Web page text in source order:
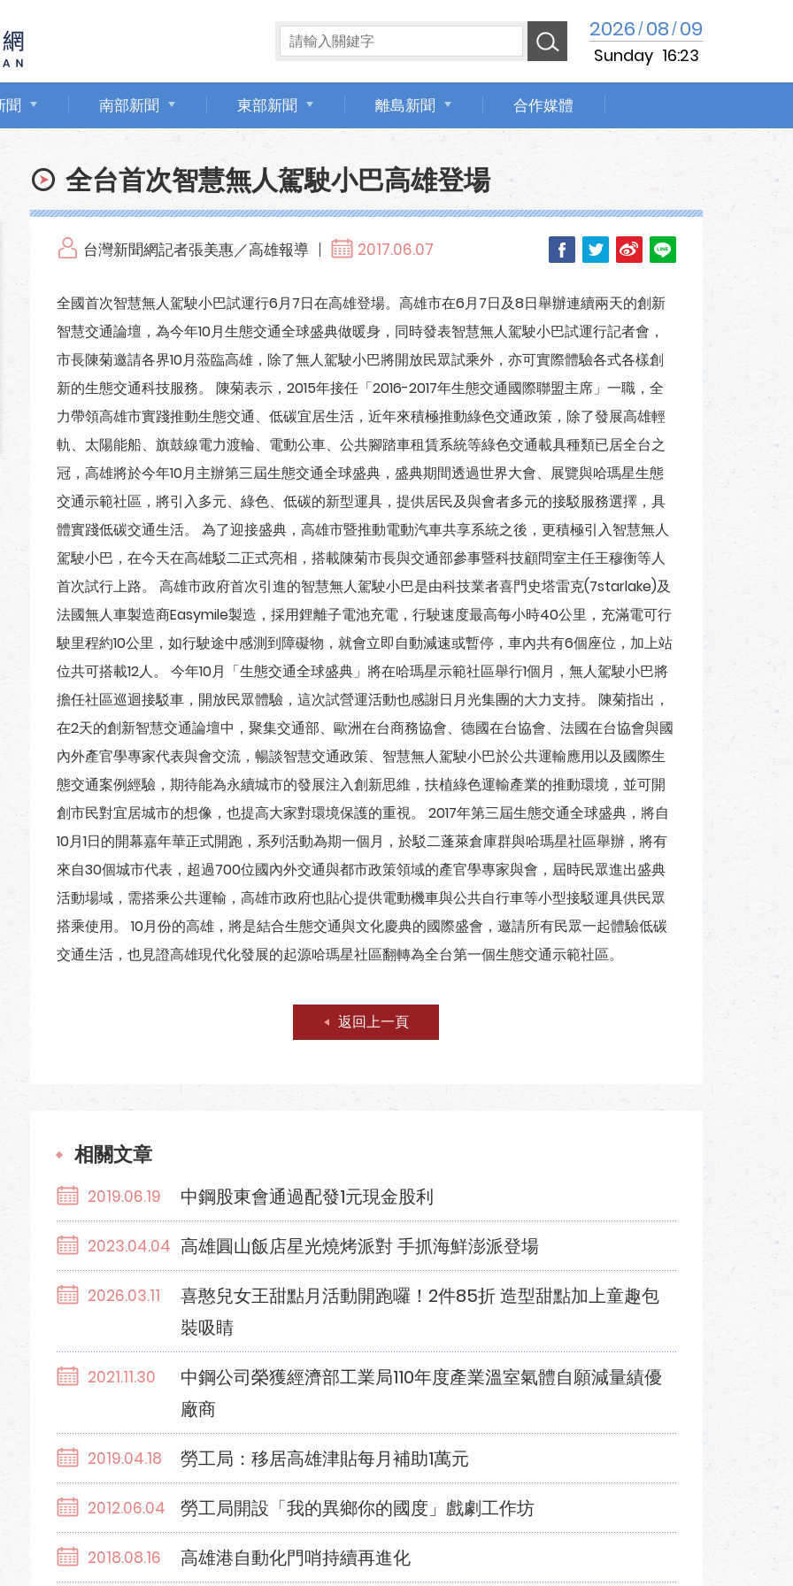
2026/08/09
Sunday 16:23
聞 南部新聞 東部新聞 離島新聞 合作媒體
全台首次智慧無人駕駛小巴高雄登場
台灣新聞網記者張美惠／高雄報導 2017.06.07
全國首次智慧無人駕駛小巴試運行6月7日在高雄登場。高雄市在6月7日及8日舉辦連續兩天的創新
智慧交通論壇，為今年10月生態交通全球盛典做暖身，同時發表智慧無人駕駛小巴試運行記者會，
市長陳菊邀請各界10月蒞臨高雄，除了無人駕駛小巴將開放民眾試乘外，亦可實際體驗各式各樣創
新的生態交通科技服務。 陳菊表示，2015年接任「2016-2017年生態交通國際聯盟主席」一職，全
力帶領高雄市實踐推動生態交通、低碳宜居生活，近年來積極推動綠色交通政策，除了發展高雄輕
軌、太陽能船、旗鼓線電力渡輪、電動公車、公共腳踏車租賃系統等綠色交通載具種類已居全台之
冠，高雄將於今年10月主辦第三屆生態交通全球盛典，盛典期間透過世界大會、展覽與哈瑪星生態
交通示範社區，將引入多元、綠色、低碳的新型運具，提供居民及與會者多元的接駁服務選擇，具
體實踐低碳交通生活。 為了迎接盛典，高雄市暨推動電動汽車共享系統之後，更積極引入智慧無人
駕駛小巴，在今天在高雄駁二正式亮相，搭載陳菊市長與交通部參事暨科技顧問室主任王穆衡等人
首次試行上路。 高雄市政府首次引進的智慧無人駕駛小巴是由科技業者喜門史塔雷克(7starlake)及
法國無人車製造商Easymile製造，採用鋰離子電池充電，行駛速度最高每小時40公里，充滿電可行
駛里程約10公里，如行駛途中感測到障礙物，就會立即自動減速或暫停，車內共有6個座位，加上站
位共可搭載12人。 今年10月「生態交通全球盛典」將在哈瑪星示範社區舉行1個月，無人駕駛小巴將
擔任社區巡迴接駁車，開放民眾體驗，這次試營運活動也感謝日月光集團的大力支持。 陳菊指出，
在2天的創新智慧交通論壇中，聚集交通部、歐洲在台商務協會、德國在台協會、法國在台協會與國
內外產官學專家代表與會交流，暢談智慧交通政策、智慧無人駕駛小巴於公共運輸應用以及國際生
態交通案例經驗，期待能為永續城市的發展注入創新思維，扶植綠色運輸產業的推動環境，並可開
創市民對宜居城市的想像，也提高大家對環境保護的重視。 2017年第三屆生態交通全球盛典，將自
10月1日的開幕嘉年華正式開跑，系列活動為期一個月，於駁二蓬萊倉庫群與哈瑪星社區舉辦，將有
來自30個城市代表，超過700位國內外交通與都市政策領域的產官學專家與會，屆時民眾進出盛典
活動場域，需搭乘公共運輸，高雄市政府也貼心提供電動機車與公共自行車等小型接駁運具供民眾
搭乘使用。 10月份的高雄，將是結合生態交通與文化慶典的國際盛會，邀請所有民眾一起體驗低碳
交通生活，也見證高雄現代化發展的起源哈瑪星社區翻轉為全台第一個生態交通示範社區。
返回上一頁
相關文章
2019.06.19 中鋼股東會通過配發1元現金股利
2023.04.04 高雄圓山飯店星光燒烤派對 手抓海鮮澎派登場
2026.03.11
喜憨兒女王甜點月活動開跑囉！2件85折 造型甜點加上童趣包
裝吸睛
2021.11.30
中鋼公司榮獲經濟部工業局110年度產業溫室氣體自願減量績優
廠商
2019.04.18 勞工局：移居高雄津貼每月補助1萬元
2012.06.04 勞工局開設「我的異鄉你的國度」戲劇工作坊
2018.08.16 高雄港自動化門哨持續再進化